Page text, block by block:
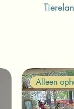
Alleen